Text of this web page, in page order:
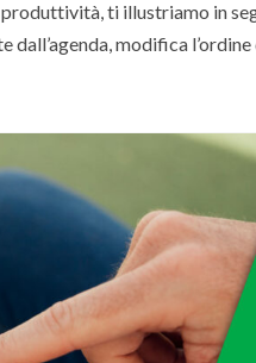
ti illustriamo in
modifica